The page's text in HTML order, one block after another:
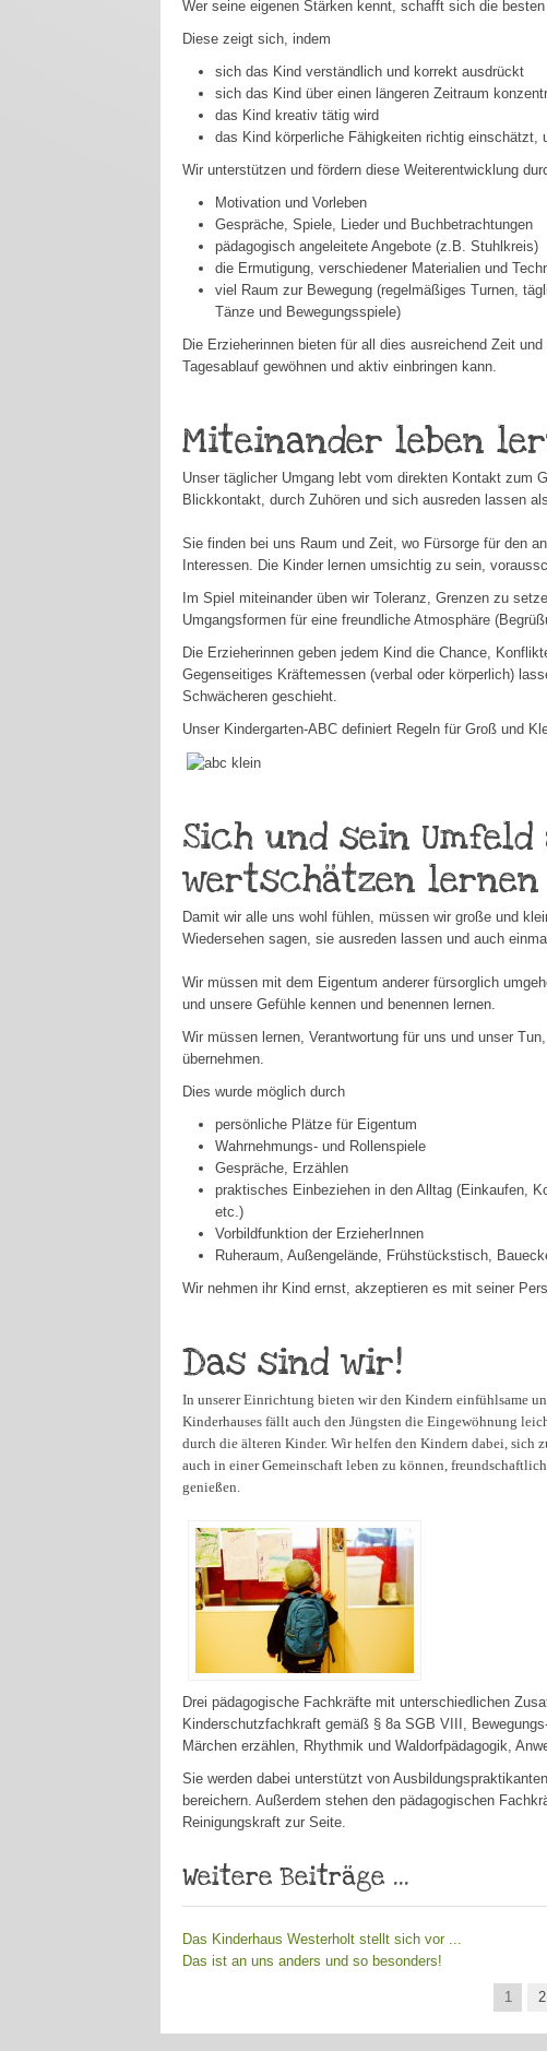
Wer seine eigenen Stärken kennt, schafft sich die
Diese zeigt sich, indem
sich das Kind verständlich und korrekt ausdrückt
sich das Kind über einen längeren Zeitraum
das Kind kreativ tätig wird
das Kind körperliche Fähigkeiten richtig einschätzt,
Wir unterstützen und fördern diese Weiterentwicklung
Motivation und Vorleben
Gespräche, Spiele, Lieder und Buchbetrachtungen
pädagogisch angeleitete Angebote (z.B. Stuhlkreis)
die Ermutigung, verschiedener Materialien und
viel Raum zur Bewegung (regelmäßiges Turnen,
Tänze und Bewegungsspiele)
Die Erzieherinnen bieten für all dies ausreichend Zeit
Tagesablauf gewöhnen und aktiv einbringen kann.
Miteinander leben
Unser täglicher Umgang lebt vom direkten Kontakt zum
Blickkontakt, durch Zuhören und sich ausreden lassen
Sie finden bei uns Raum und Zeit, wo Fürsorge für den
Interessen. Die Kinder lernen umsichtig zu sein,
Im Spiel miteinander üben wir Toleranz, Grenzen zu
Umgangsformen für eine freundliche Atmosphäre
Die Erzieherinnen geben jedem Kind die Chance,
Gegenseitiges Kräftemessen (verbal oder körperlich)
Schwächeren geschieht.
Unser Kindergarten-ABC definiert Regeln für Groß und
Sich und sein
wertschätzen lernen
Damit wir alle uns wohl fühlen, müssen wir große und
Wiedersehen sagen, sie ausreden lassen und auch
Wir müssen mit dem Eigentum anderer fürsorglich
und unsere Gefühle kennen und benennen lernen.
Wir müssen lernen, Verantwortung für uns und unser
übernehmen.
Dies wurde möglich durch
persönliche Plätze für Eigentum
Wahrnehmungs- und Rollenspiele
Gespräche, Erzählen
praktisches Einbeziehen in den Alltag (Einkaufen,
etc.)
Vorbildfunktion der ErzieherInnen
Ruheraum, Außengelände, Frühstückstisch,
Wir nehmen ihr Kind ernst, akzeptieren es mit seiner
Das sind wir!
In unserer Einrichtung bieten wir den Kindern einfühlsame
Kinderhauses fällt auch den Jüngsten die Eingewöhnung
durch die älteren Kinder. Wir helfen den Kindern dabei,
auch in einer Gemeinschaft leben zu können,
genießen.
Drei pädagogische Fachkräfte mit unterschiedlichen
Kinderschutzfachkraft gemäß § 8a SGB VIII,
Märchen erzählen, Rhythmik und Waldorfpädagogik,
Sie werden dabei unterstützt von
bereichern. Außerdem stehen den pädagogischen
Reinigungskraft zur Seite.
Weitere Beiträge ...
Das Kinderhaus Westerholt stellt sich vor ...
Das ist an uns anders und so besonders!
1 2